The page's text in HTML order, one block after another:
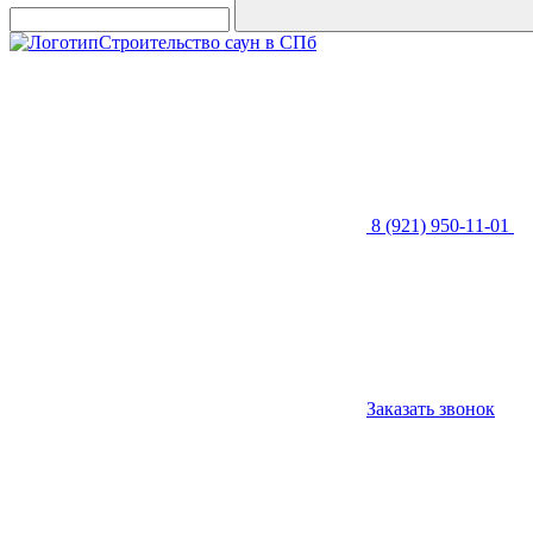
Строительство саун в СПб
8 (921) 950-11-01
Заказать звонок